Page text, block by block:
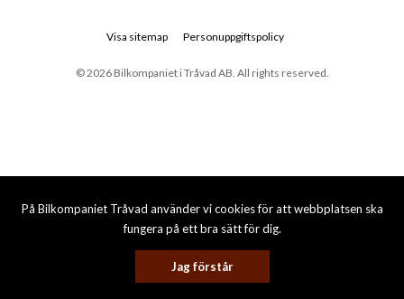
På Bilkompaniet Tråvad använder vi cookies för att webbplatsen ska
fungera på ett bra sätt för dig.
Jag förstår
© 2026 Bilkompaniet i Tråvad AB. All rights reserved.
Visa sitemap Personuppgiftspolicy